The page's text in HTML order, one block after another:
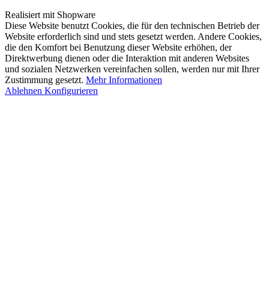
Realisiert mit Shopware
Diese Website benutzt Cookies, die für den technischen Betrieb der
Website erforderlich sind und stets gesetzt werden. Andere Cookies,
die den Komfort bei Benutzung dieser Website erhöhen, der
Direktwerbung dienen oder die Interaktion mit anderen Websites
und sozialen Netzwerken vereinfachen sollen, werden nur mit Ihrer
Zustimmung gesetzt. Mehr Informationen
Ablehnen Konfigurieren